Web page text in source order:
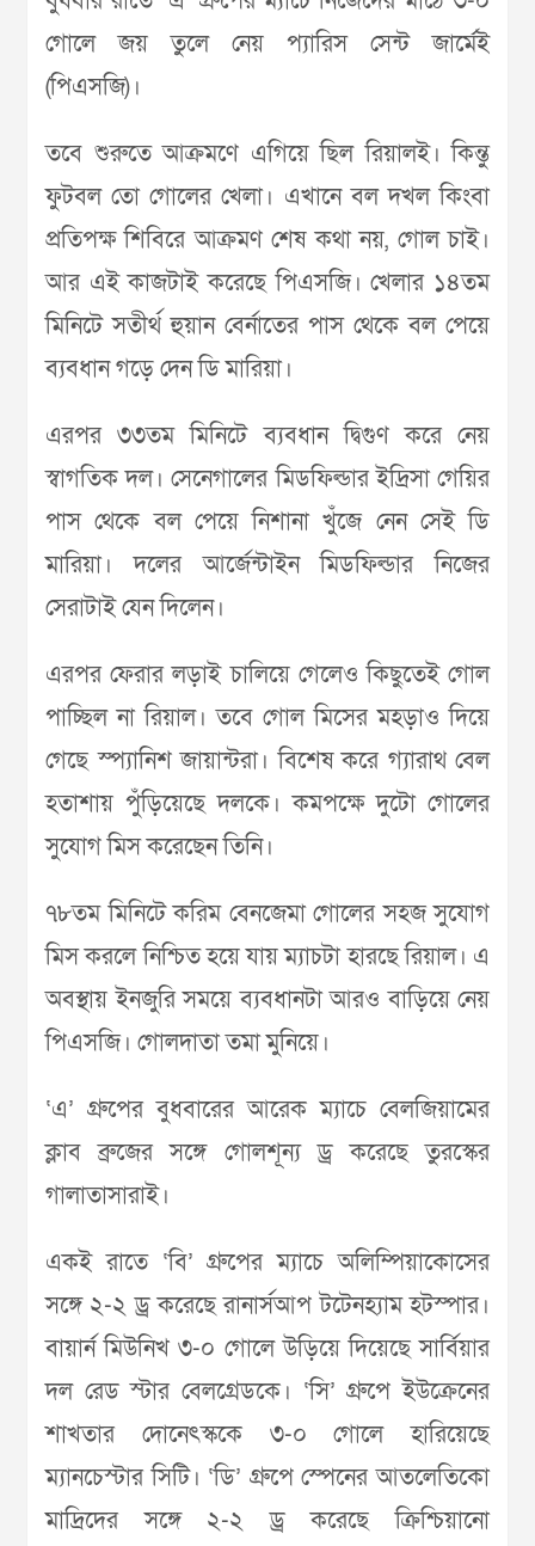
গোলে জয় তুলে নেয় প্যারিস সেন্ট জার্মেই
(পিএসজি)।
তবে শুরুতে আক্রমণে এগিয়ে ছিল রিয়ালই। কিন্তু
ফুটবল তো গোলের খেলা। এখানে বল দখল কিংবা
প্রতিপক্ষ শিবিরে আক্রমণ শেষ কথা নয়, গোল চাই।
আর এই কাজটাই করেছে পিএসজি। খেলার ১৪তম
মিনিটে সতীর্থ হুয়ান বের্নাতের পাস থেকে বল পেয়ে
ব্যবধান গড়ে দেন ডি মারিয়া।
এরপর ৩৩তম মিনিটে ব্যবধান দ্বিগুণ করে নেয়
স্বাগতিক দল। সেনেগালের মিডফিল্ডার ইদ্রিসা গেয়ির
পাস থেকে বল পেয়ে নিশানা খুঁজে নেন সেই ডি
মারিয়া। দলের আর্জেন্টাইন মিডফিল্ডার নিজের
সেরাটাই যেন দিলেন।
এরপর ফেরার লড়াই চালিয়ে গেলেও কিছুতেই গোল
পাচ্ছিল না রিয়াল। তবে গোল মিসের মহড়াও দিয়ে
গেছে স্প্যানিশ জায়ান্টরা। বিশেষ করে গ্যারাথ বেল
হতাশায় পুঁড়িয়েছে দলকে। কমপক্ষে দুটো গোলের
সুযোগ মিস করেছেন তিনি।
৭৮তম মিনিটে করিম বেনজেমা গোলের সহজ সুযোগ
মিস করলে নিশ্চিত হয়ে যায় ম্যাচটা হারছে রিয়াল। এ
অবস্থায় ইনজুরি সময়ে ব্যবধানটা আরও বাড়িয়ে নেয়
পিএসজি। গোলদাতা তমা মুনিয়ে।
‘এ’ গ্রুপের বুধবারের আরেক ম্যাচে বেলজিয়ামের
ক্লাব ব্রুজের সঙ্গে গোলশূন্য ড্র করেছে তুরস্কের
গালাতাসারাই।
একই রাতে ‘বি’ গ্রুপের ম্যাচে অলিম্পিয়াকোসের
সঙ্গে ২-২ ড্র করেছে রানার্সআপ টটেনহ্যাম হটস্পার।
বায়ার্ন মিউনিখ ৩-০ গোলে উড়িয়ে দিয়েছে সার্বিয়ার
দল রেড স্টার বেলগ্রেডকে। ‘সি’ গ্রুপে ইউক্রেনের
শাখতার দোনেৎস্ককে ৩-০ গোলে হারিয়েছে
ম্যানচেস্টার সিটি। ‘ডি’ গ্রুপে স্পেনের আতলেতিকো
মাদ্রিদের সঙ্গে ২-২ ড্র করেছে ক্রিশ্চিয়ানো